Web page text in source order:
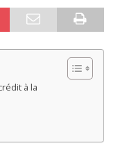
à la